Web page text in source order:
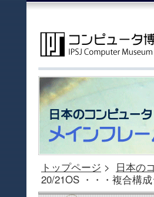
トップページ > 日本の
20/21OS ・・・複合構